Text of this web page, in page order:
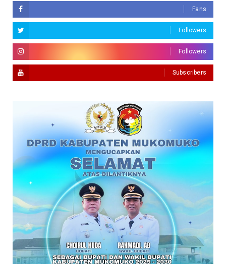
Fans
Followers
Followers
Subscribers